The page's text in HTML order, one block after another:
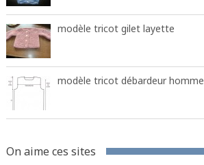
modèle tricot gilet layette
modèle tricot débardeur homme
On aime ces sites